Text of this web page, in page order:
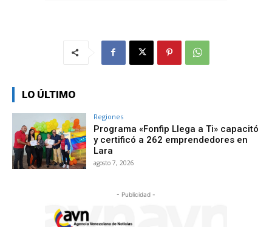
LO ÚLTIMO
Regiones
Programa «Fonfip Llega a Ti» capacitó
y certificó a 262 emprendedores en
Lara
agosto 7, 2026
- Publicidad -